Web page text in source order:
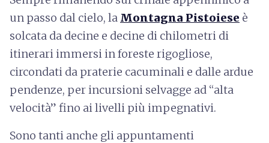
un passo dal cielo, la Montagna Pistoiese è
solcata da decine e decine di chilometri di
itinerari immersi in foreste rigogliose,
circondati da praterie cacuminali e dalle ardue
pendenze, per incursioni selvagge ad “alta
velocità” fino ai livelli più impegnativi.
Sono tanti anche gli appuntamenti